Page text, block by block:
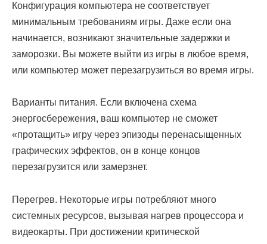
Конфигурация компьютера не соответствует
минимальным требованиям игры. Даже если она
начинается, возникают значительные задержки и
заморозки. Вы можете выйти из игры в любое время,
или компьютер может перезагрузиться во время игры.
Варианты питания. Если включена схема
энергосбережения, ваш компьютер не сможет
«протащить» игру через эпизоды перенасыщенных
графических эффектов, он в конце концов
перезагрузится или замерзнет.
Перегрев. Некоторые игры потребляют много
системных ресурсов, вызывая нагрев процессора и
видеокарты. При достижении критической